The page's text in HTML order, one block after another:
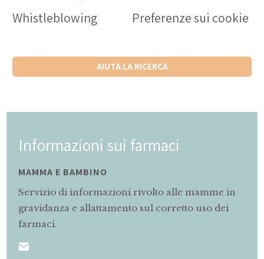
Whistleblowing
Preferenze sui cookie
AIUTA LA RICERCA
Informazioni sui farmaci
MAMMA E BAMBINO
Servizio di informazioni rivolto alle mamme in
gravidanza e allattamento sul corretto uso dei
farmaci.